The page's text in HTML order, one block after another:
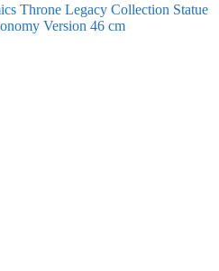
Throne Legacy Collection Statue
Version 46 cm